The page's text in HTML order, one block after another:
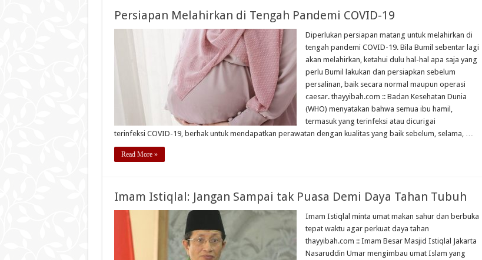
Persiapan Melahirkan di Tengah Pandemi COVID-19
Diperlukan persiapan matang untuk melahirkan di
tengah pandemi COVID-19. Bila Bumil sebentar lagi
akan melahirkan, ketahui dulu hal-hal apa saja yang
perlu Bumil lakukan dan persiapkan sebelum
persalinan, baik secara normal maupun operasi
caesar. thayyibah.com :: Badan Kesehatan Dunia
(WHO) menyatakan bahwa semua ibu hamil,
termasuk yang terinfeksi atau dicurigai
terinfeksi COVID-19, berhak untuk mendapatkan perawatan dengan kualitas yang baik sebelum, selama, …
Read More »
Imam Istiqlal: Jangan Sampai tak Puasa Demi Daya Tahan Tubuh
Imam Istiqlal minta umat makan sahur dan berbuka
tepat waktu agar perkuat daya tahan
thayyibah.com :: Imam Besar Masjid Istiqlal Jakarta
Nasaruddin Umar mengimbau umat Islam yang